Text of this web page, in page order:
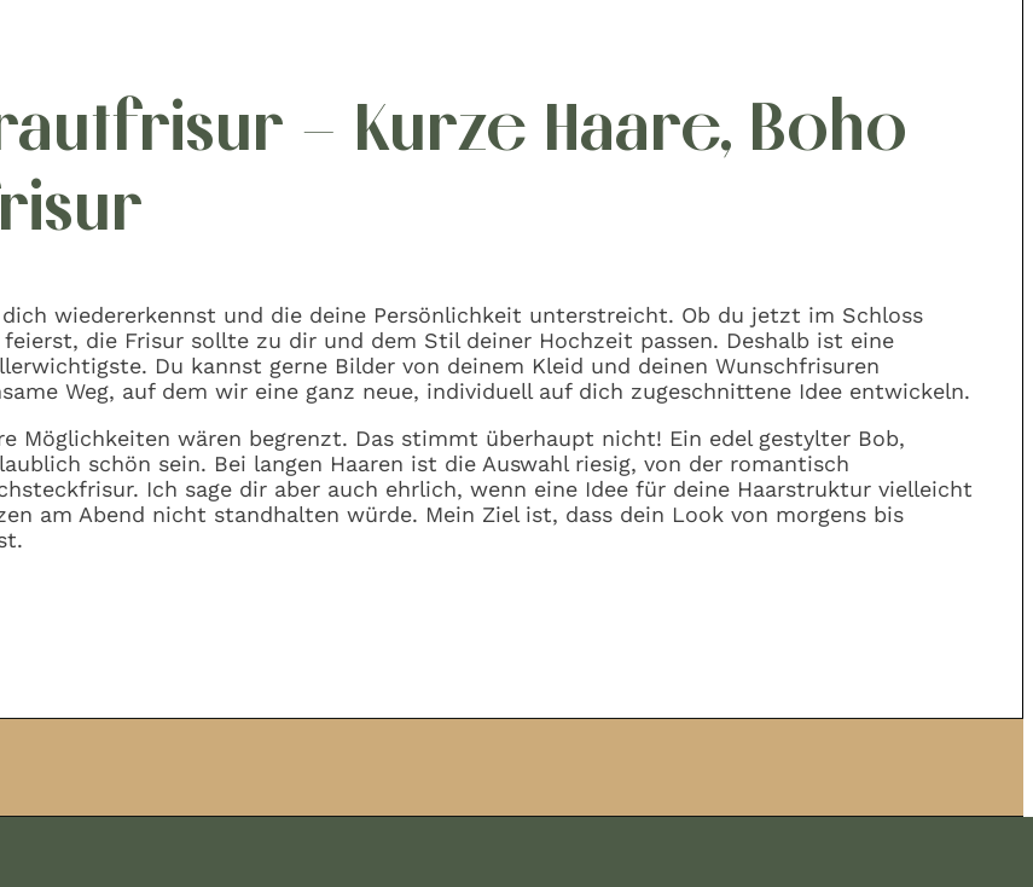
– Kurze Haare, Boho
wiedererkennst und die deine Persönlichkeit unterstreicht. Ob du jetzt im Schloss
die Frisur sollte zu dir und dem Stil deiner Hochzeit passen. Deshalb ist eine
Du kannst gerne Bilder von deinem Kleid und deinen Wunschfrisuren
Weg, auf dem wir eine ganz neue, individuell auf dich zugeschnittene Idee entwickeln.
Möglichkeiten wären begrenzt. Das stimmt überhaupt nicht! Ein edel gestylter Bob,
schön sein. Bei langen Haaren ist die Auswahl riesig, von der romantisch
Ich sage dir aber auch ehrlich, wenn eine Idee für deine Haarstruktur vielleicht
am Abend nicht standhalten würde. Mein Ziel ist, dass dein Look von morgens bis